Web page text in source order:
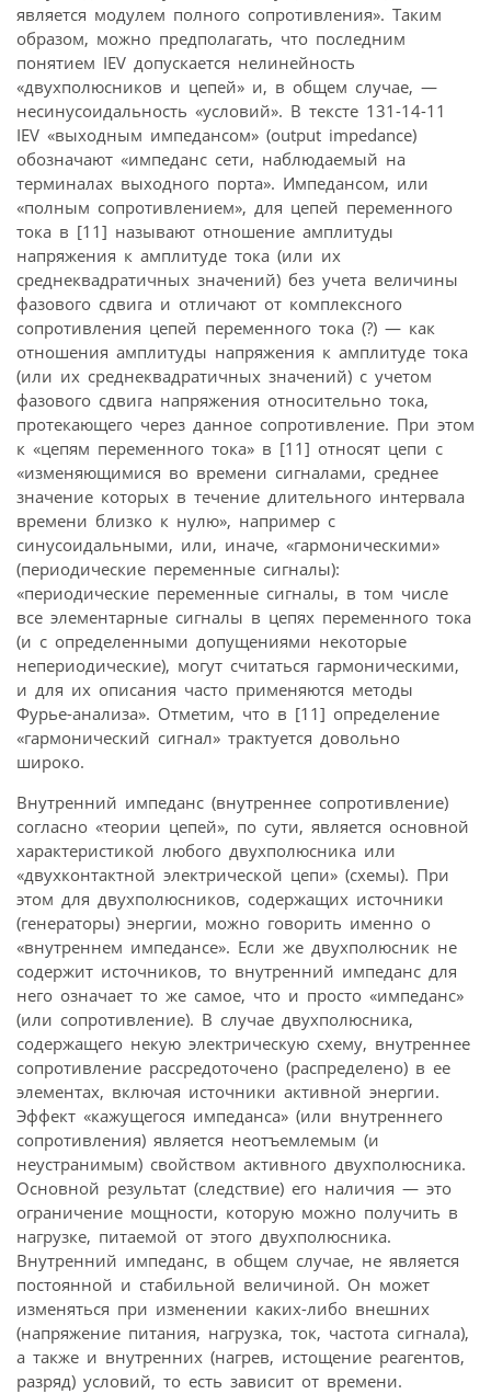
является модулем полного сопротивления». Таким
образом, можно предполагать, что последним
понятием IEV допускается нелинейность
«двухполюсников и цепей» и, в общем случае, —
несинусоидальность «условий». В тексте 131-14-11
IEV «выходным импедансом» (output impedance)
обозначают «импеданс сети, наблюдаемый на
терминалах выходного порта». Импедансом, или
«полным сопротивлением», для цепей переменного
тока в [11] называют отношение амплитуды
напряжения к амплитуде тока (или их
среднеквадратичных значений) без учета величины
фазового сдвига и отличают от комплексного
сопротивления цепей переменного тока (?) — как
отношения амплитуды напряжения к амплитуде тока
(или их среднеквадратичных значений) с учетом
фазового сдвига напряжения относительно тока,
протекающего через данное сопротивление. При этом
к «цепям переменного тока» в [11] относят цепи с
«изменяющимися во времени сигналами, среднее
значение которых в течение длительного интервала
времени близко к нулю», например с
синусоидальными, или, иначе, «гармоническими»
(периодические переменные сигналы):
«периодические переменные сигналы, в том числе
все элементарные сигналы в цепях переменного тока
(и с определенными допущениями некоторые
непериодические), могут считаться гармоническими,
и для их описания часто применяются методы
Фурье-анализа». Отметим, что в [11] определение
«гармонический сигнал» трактуется довольно
широко.
Внутренний импеданс (внутреннее сопротивление)
согласно «теории цепей», по сути, является основной
характеристикой любого двухполюсника или
«двухконтактной электрической цепи» (схемы). При
этом для двухполюсников, содержащих источники
(генераторы) энергии, можно говорить именно о
«внутреннем импедансе». Если же двухполюсник не
содержит источников, то внутренний импеданс для
него означает то же самое, что и просто «импеданс»
(или сопротивление). В случае двухполюсника,
содержащего некую электрическую схему, внутреннее
сопротивление рассредоточено (распределено) в ее
элементах, включая источники активной энергии.
Эффект «кажущегося импеданса» (или внутреннего
сопротивления) является неотъемлемым (и
неустранимым) свойством активного двухполюсника.
Основной результат (следствие) его наличия — это
ограничение мощности, которую можно получить в
нагрузке, питаемой от этого двухполюсника.
Внутренний импеданс, в общем случае, не является
постоянной и стабильной величиной. Он может
изменяться при изменении каких-либо внешних
(напряжение питания, нагрузка, ток, частота сигнала),
а также и внутренних (нагрев, истощение реагентов,
разряд) условий, то есть зависит от времени.